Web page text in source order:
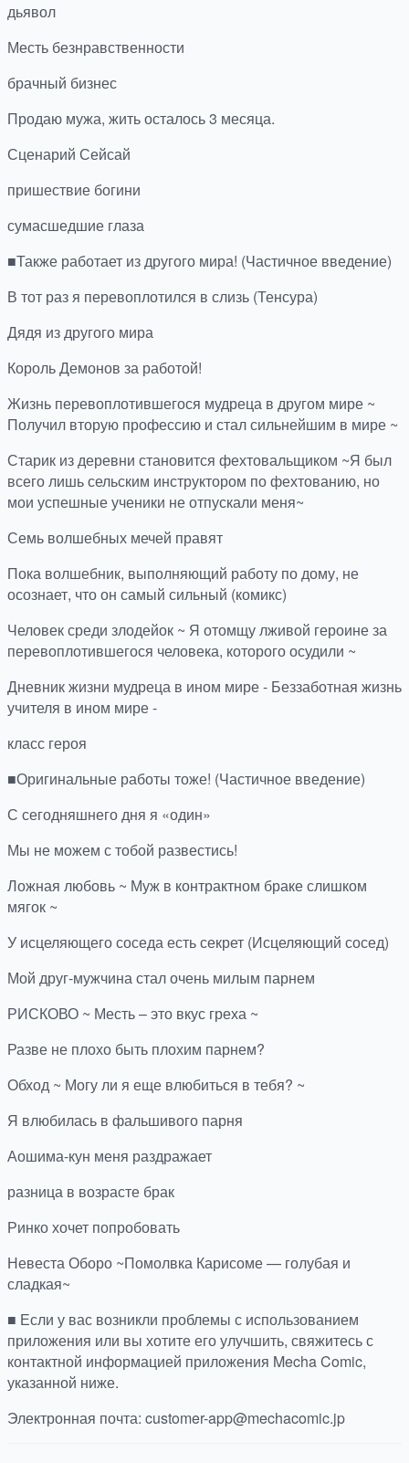
дьявол
Месть безнравственности
брачный бизнес
Продаю мужа, жить осталось 3 месяца.
Сценарий Сейсай
пришествие богини
сумасшедшие глаза
■Также работает из другого мира! (Частичное введение)
В тот раз я перевоплотился в слизь (Тенсура)
Дядя из другого мира
Король Демонов за работой!
Жизнь перевоплотившегося мудреца в другом мире ~
Получил вторую профессию и стал сильнейшим в мире ~
Старик из деревни становится фехтовальщиком ~Я был
всего лишь сельским инструктором по фехтованию, но
мои успешные ученики не отпускали меня~
Семь волшебных мечей правят
Пока волшебник, выполняющий работу по дому, не
осознает, что он самый сильный (комикс)
Человек среди злодейок ~ Я отомщу лживой героине за
перевоплотившегося человека, которого осудили ~
Дневник жизни мудреца в ином мире - Беззаботная жизнь
учителя в ином мире -
класс героя
■Оригинальные работы тоже! (Частичное введение)
С сегодняшнего дня я «один»
Мы не можем с тобой развестись!
Ложная любовь ~ Муж в контрактном браке слишком
мягок ~
У исцеляющего соседа есть секрет (Исцеляющий сосед)
Мой друг-мужчина стал очень милым парнем
РИСКОВО ~ Месть – это вкус греха ~
Разве не плохо быть плохим парнем?
Обход ~ Могу ли я еще влюбиться в тебя? ~
Я влюбилась в фальшивого парня
Аошима-кун меня раздражает
разница в возрасте брак
Ринко хочет попробовать
Невеста Оборо ~Помолвка Карисоме — голубая и
сладкая~
■ Если у вас возникли проблемы с использованием
приложения или вы хотите его улучшить, свяжитесь с
контактной информацией приложения Mecha Comic,
указанной ниже.
Электронная почта: customer-app@mechacomic.jp